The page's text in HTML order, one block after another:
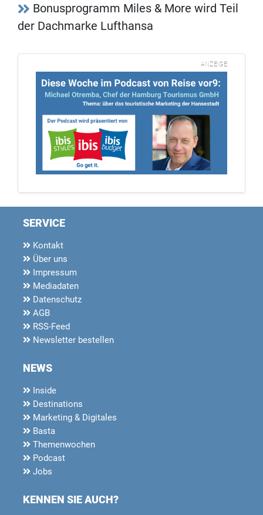
Bonusprogramm Miles & More wird Teil
der Dachmarke Lufthansa
ANZEIGE
SERVICE
Kontakt
Über uns
Impressum
Mediadaten
Datenschutz
AGB
RSS-Feed
Newsletter bestellen
NEWS
Inside
Destinations
Marketing & Digitales
Basta
Themenwochen
Podcast
Jobs
KENNEN SIE AUCH?